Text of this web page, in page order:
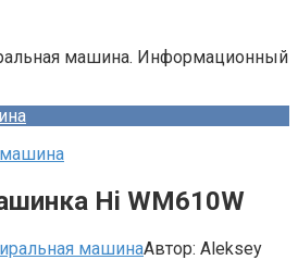
машина. Информационный
машина
Hi WM610W
машинаАвтор: Aleksey